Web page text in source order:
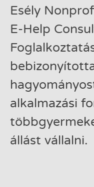
Esély
E-Help
alkalmazási
állást vállalni.